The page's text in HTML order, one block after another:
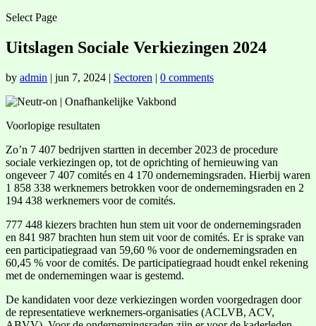
Select Page
Uitslagen Sociale Verkiezingen 2024
by admin | jun 7, 2024 | Sectoren | 0 comments
Voorlopige resultaten
Zo’n 7 407 bedrijven startten in december 2023 de procedure
sociale verkiezingen op, tot de oprichting of hernieuwing van
ongeveer 7 407 comités en 4 170 ondernemingsraden. Hierbij waren
1 858 338 werknemers betrokken voor de ondernemingsraden en 2
194 438 werknemers voor de comités.
777 448 kiezers brachten hun stem uit voor de ondernemingsraden
en 841 987 brachten hun stem uit voor de comités. Er is sprake van
een participatiegraad van 59,60 % voor de ondernemingsraden en
60,45 % voor de comités. De participatiegraad houdt enkel rekening
met de ondernemingen waar is gestemd.
De kandidaten voor deze verkiezingen worden voorgedragen door
de representatieve werknemers-organisaties (ACLVB, ACV,